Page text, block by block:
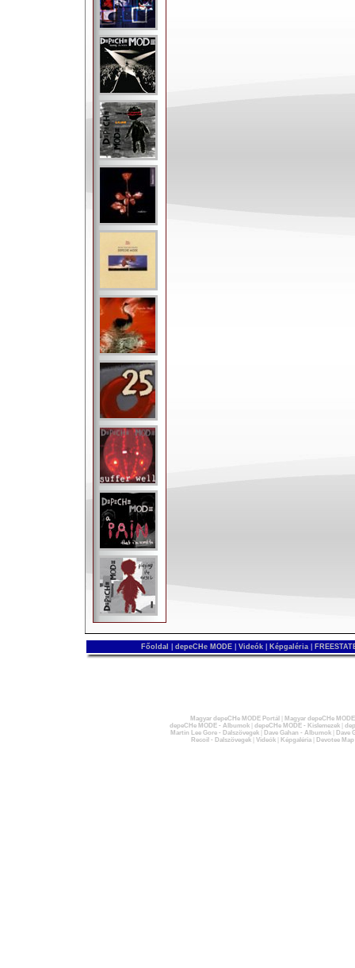
Főoldal depeCHe MODE Videók Képgaléria
Magyar depeCHe MODE Portál
Magyar depeCHe
depeCHe MODE - Albumok| depeCHe MODE - Kislemezek|
Martin Lee Gore - Dalszövegek| Dave Gahan - Albumok|
Dave
Recoil - Dalszövegek| Videók| Képgaléria| Devotee Map